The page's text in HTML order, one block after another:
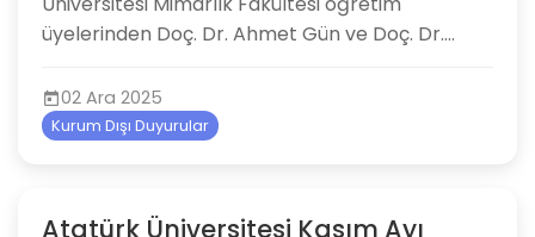
üyelerinden Doç. Dr. Ahmet Gün ve Doç. Dr....
02 Ara 2025
Kurum Dışı Duyurular
Atatürk Üniversitesi Kasım Ayı